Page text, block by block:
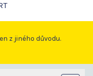
z jiného důvodu.